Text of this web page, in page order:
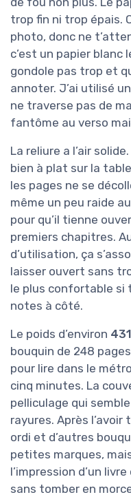
trop fin ni trop épais.
photo, donc ne
c’est un papier blanc
gondole pas trop et
annoter. J’ai utilisé
ne traverse pas de
fantôme au verso
La reliure a l’air
bien à plat sur la
les pages ne se
même un peu raide
pour qu’il tienne
premiers chapitres.
d’utilisation, ça
laisser ouvert sans
le plus confortable si
notes à côté.
Le poids d’environ
bouquin de 248
pour lire dans le
cinq minutes. La
pelliculage qui
rayures. Après
ordi et d’autres
petites marques,
l’impression d’un
sans tomber en